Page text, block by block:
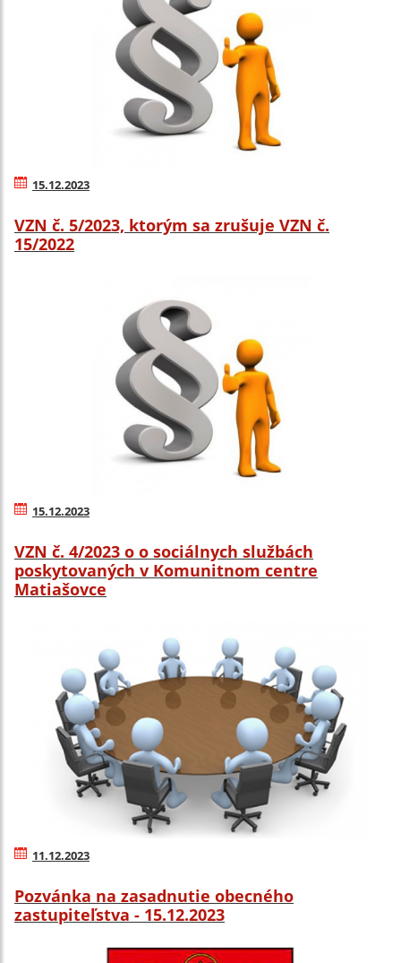
15.12.2023
VZN č. 5/2023, ktorým sa zrušuje VZN č.
15/2022
15.12.2023
VZN č. 4/2023 o o sociálnych službách
poskytovaných v Komunitnom centre
Matiašovce
11.12.2023
Pozvánka na zasadnutie obecného
zastupiteľstva - 15.12.2023